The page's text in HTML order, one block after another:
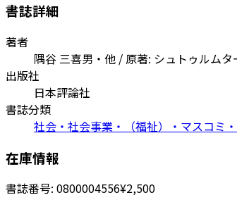
書誌詳細
著者
隅谷 三喜男・他 / 原著: シュトゥルムタ
出版社
日本評論社
書誌分類
社会・社会事業・（福祉）・マスコミ
在庫情報
書誌番号: 0800004556¥2,500